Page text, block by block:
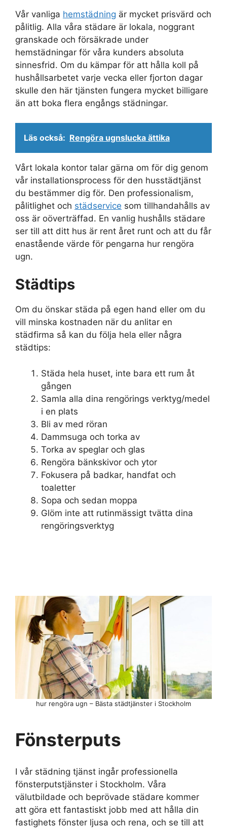
Vår vanliga hemstädning är mycket prisvärd och
pålitlig. Alla våra städare är lokala, noggrant
granskade och försäkrade under
hemstädningar för våra kunders absoluta
sinnesfrid. Om du kämpar för att hålla koll på
hushållsarbetet varje vecka eller fjorton dagar
skulle den här tjänsten fungera mycket billigare
än att boka flera engångs städningar.
Läs också: Rengöra ugnslucka ättika
Vårt lokala kontor talar gärna om för dig genom
vår installationsprocess för den husstädtjänst
du bestämmer dig för. Den professionalism,
pålitlighet och städservice som tillhandahålls av
oss är oöverträffad. En vanlig hushålls städare
ser till att ditt hus är rent året runt och att du får
enastående värde för pengarna hur rengöra
ugn.
Städtips
Om du önskar städa på egen hand eller om du
vill minska kostnaden när du anlitar en
städfirma så kan du följa hela eller några
städtips:
Städa hela huset, inte bara ett rum åt
gången
Samla alla dina rengörings verktyg/medel
i en plats
Bli av med röran
Dammsuga och torka av
Torka av speglar och glas
Rengöra bänkskivor och ytor
Fokusera på badkar, handfat och
toaletter
Sopa och sedan moppa
Glöm inte att rutinmässigt tvätta dina
rengöringsverktyg
hur rengöra ugn – Bästa städtjänster i Stockholm
Fönsterputs
I vår städning tjänst ingår professionella
fönsterputstjänster i Stockholm. Våra
välutbildade och beprövade städare kommer
att göra ett fantastiskt jobb med att hålla din
fastighets fönster ljusa och rena, och se till att